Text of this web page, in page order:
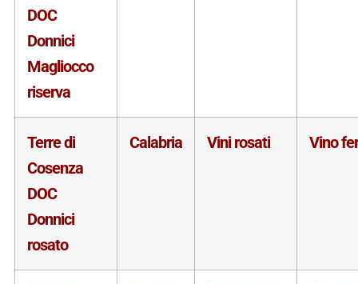
DOC
Donnici
Magliocco
riserva
Terre di
Cosenza
DOC
Donnici
rosato
Calabria Vini rosati Vino